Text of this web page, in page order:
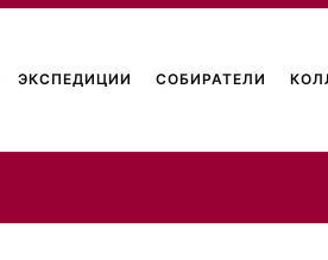
ЭКСПЕДИЦИИ СОБИРАТЕЛИ